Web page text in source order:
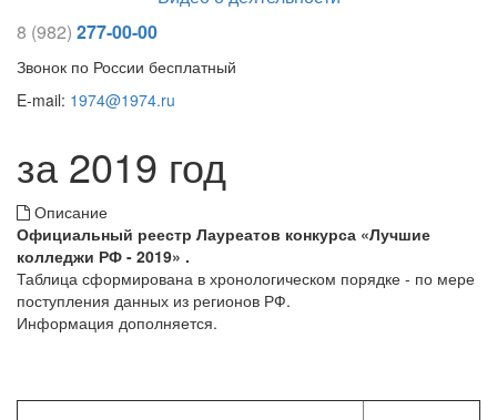
8 (982) 277-00-00
Звонок по России бесплатный
E-mail: 1974@1974.ru
за 2019 год
Описание
Официальный реестр Лауреатов конкурса «Лучшие
колледжи РФ - 2019» .
Таблица сформирована в хронологическом порядке - по мере
поступления данных из регионов РФ.
Информация дополняется.